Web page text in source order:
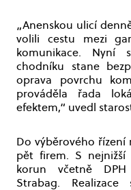
„Anenskou ulicí
volili cestu mezi
komunikace.
chodníku stane
oprava povrchu
prováděla řada
efektem,“ uvedl
Do výběrového řízení
pět firem. S nejnižší
korun včetně DPH
Strabag.